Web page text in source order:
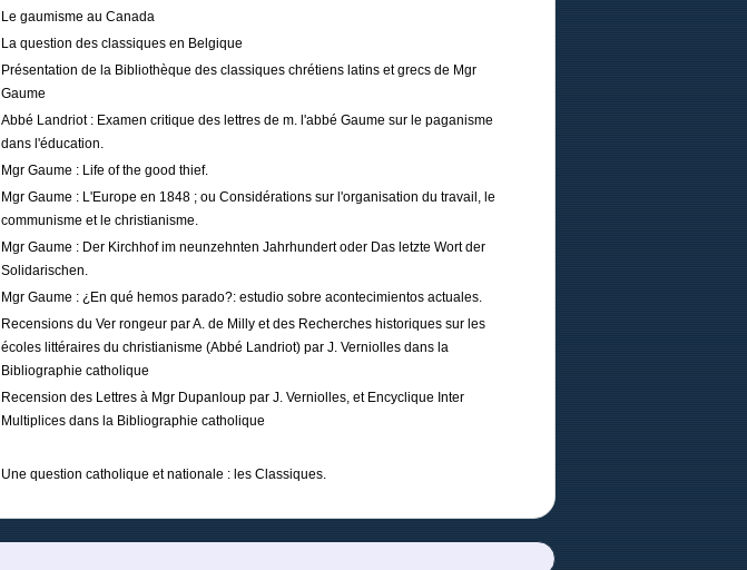
Le gaumisme au Canada
La question des classiques en Belgique
Présentation de la Bibliothèque des classiques chrétiens latins et grecs de Mgr
Gaume
Abbé Landriot : Examen critique des lettres de m. l'abbé Gaume sur le paganisme
dans l'éducation.
Mgr Gaume : Life of the good thief.
Mgr Gaume : L'Europe en 1848 ; ou Considérations sur l'organisation du travail, le
communisme et le christianisme.
Mgr Gaume : Der Kirchhof im neunzehnten Jahrhundert oder Das letzte Wort der
Solidarischen.
Mgr Gaume : ¿En qué hemos parado?: estudio sobre acontecimientos actuales.
Recensions du Ver rongeur par A. de Milly et des Recherches historiques sur les
écoles littéraires du christianisme (Abbé Landriot) par J. Verniolles dans la
Bibliographie catholique
Recension des Lettres à Mgr Dupanloup par J. Verniolles, et Encyclique Inter
Multiplices dans la Bibliographie catholique
Une question catholique et nationale : les Classiques.